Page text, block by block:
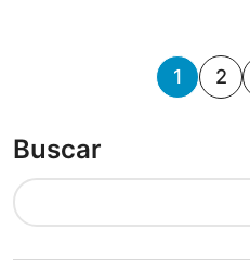
P
s
1 2
Buscar